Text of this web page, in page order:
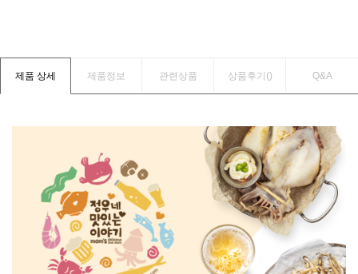
제품 상세 제품정보 관련상품 상품후기() Q&A